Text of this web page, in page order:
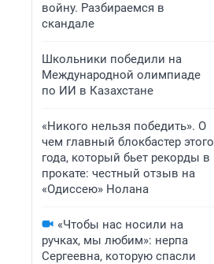
войну. Разбираемся в
скандале
Школьники победили на
Международной олимпиаде
по ИИ в Казахстане
«Никого нельзя победить». О
чем главный блокбастер этого
года, который бьет рекорды в
прокате: честный отзыв на
«Одиссею» Нолана
«Чтобы нас носили на
ручках, мы любим»: нерпа
Сергеевна, которую спасли